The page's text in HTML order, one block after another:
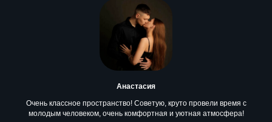
Анастасия
Очень классное пространство! Советую, круто провели время с
молодым человеком, очень комфортная и уютная атмосфера!